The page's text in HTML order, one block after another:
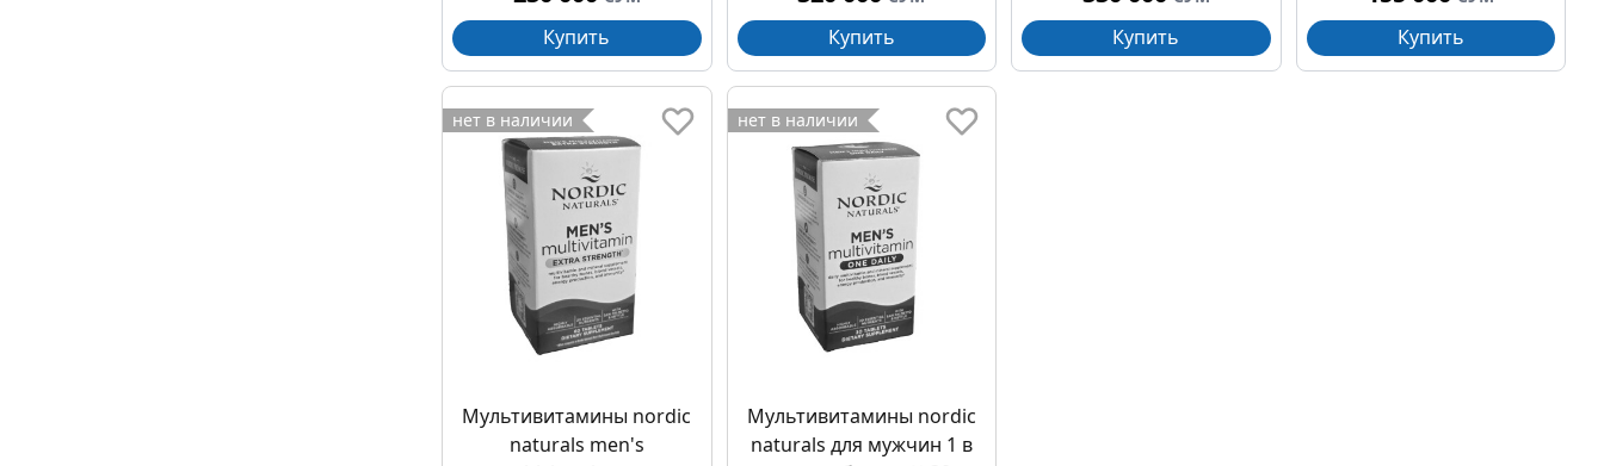
Купить Купить Купить Купить
нет в наличии
Мультивитамины nordic
naturals men's
нет в наличии
Мультивитамины nordic
naturals для мужчин 1 в